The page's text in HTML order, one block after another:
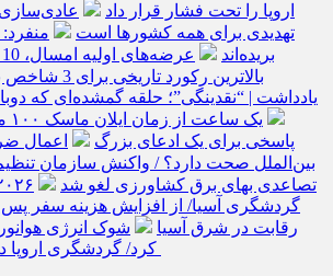
اروپا را تحت فشار قرار داد
عادی‌سازی
تهدیدی برای همه کشورها است
منفرد:
بریده‌اند
عرضه‌های اولیه امسال، 10 تایی می‌شوند
بالاترین رکورد تاریخی برای 3 شاخص بورس و فرابورس
یادداشت | “نقدینگی”؛ حلقه گمشده‌ای که
پاسخی برای یک ادعای بزرگ
بین‌الملل صحت دارد؟ / واکنش سازمان
تصاعدی بهای برق کشاورزی لغو شد
گردشگری آسیا/ از افزایش هزینه سفر
رقابت در شرق آسیا
شوک انرژی